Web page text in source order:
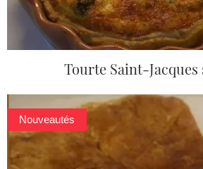
Tourte Saint-Jacques
Nouveautés